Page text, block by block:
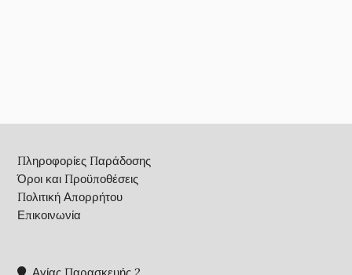
Πληροφορίες Παράδοσης
Όροι και Προϋποθέσεις
Πολιτική Απορρήτου
Επικοινωνία